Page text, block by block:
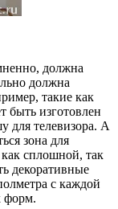
должна
должна
такие как
быть изготовлен
для телевизора. А
зона для
сплошной, так
декоративные
с каждой
форм.